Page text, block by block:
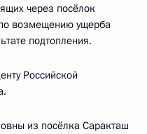
через посёлок
возмещению ущерба
подтопления.
Российской
из посёлка Саракташ